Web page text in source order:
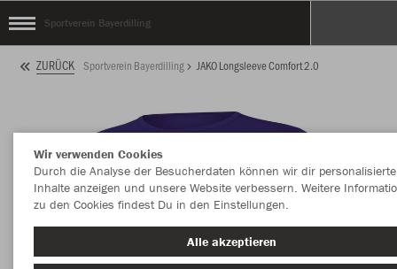
Sportverein Bayerdilling
ZURÜCK Sportverein Bayerdilling JAKO Longsleeve Comfort 2.0
Wir verwenden Cookies
Durch die Analyse der Besucherdaten können wir dir personalisierte
Inhalte anzeigen und unsere Website verbessern. Weitere
zu den Cookies findest Du in den Einstellungen.
Alle akzeptieren